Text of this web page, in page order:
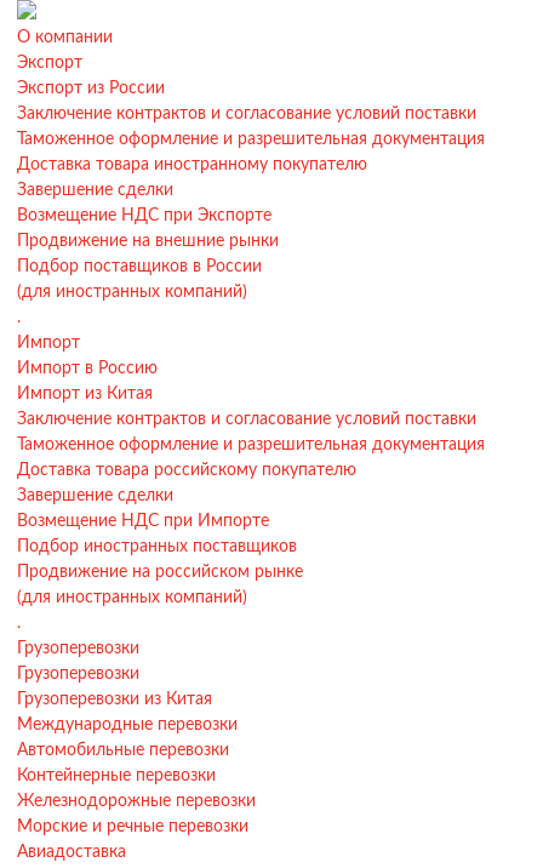
О компании
Экспорт
Экспорт из России
Заключение контрактов и согласование условий поставки
Таможенное оформление и разрешительная документация
Доставка товара иностранному покупателю
Завершение сделки
Возмещение НДС при Экспорте
Продвижение на внешние рынки
Подбор поставщиков в России
(для иностранных компаний)
.
Импорт
Импорт в Россию
Импорт из Китая
Заключение контрактов и согласование условий поставки
Таможенное оформление и разрешительная документация
Доставка товара российскому покупателю
Завершение сделки
Возмещение НДС при Импорте
Подбор иностранных поставщиков
Продвижение на российском рынке
(для иностранных компаний)
.
Грузоперевозки
Грузоперевозки
Грузоперевозки из Китая
Международные перевозки
Автомобильные перевозки
Контейнерные перевозки
Железнодорожные перевозки
Морские и речные перевозки
Авиадоставка